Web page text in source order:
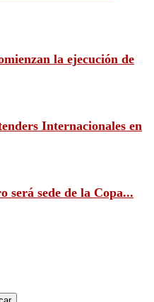
la ejecución de
Internacionales en
será sede de la Copa...